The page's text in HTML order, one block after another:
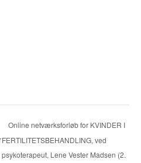
Online netværksforløb for KVINDER I
FERTILITETSBEHANDLING, ved
psykoterapeut, Lene Vester Madsen (2.